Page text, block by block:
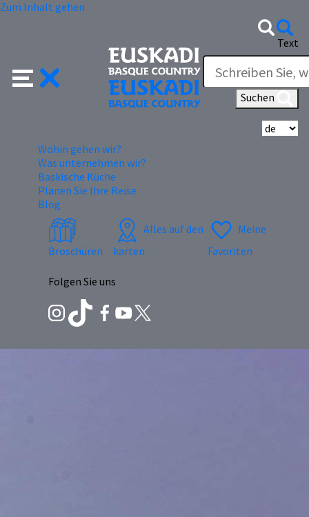
Zum Inhalt gehen
Text
Suchen
Wohin gehen wir?
Was unternehmen wir?
Baskische Küche
Planen Sie Ihre Reise
Blog
Broschüren
Alles auf den
karten
Meine
Favoriten
Folgen Sie uns